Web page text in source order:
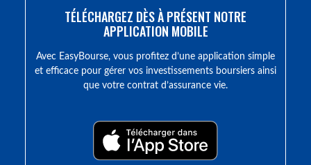
TÉLÉCHARGEZ DÈS À PRÉSENT NOTRE
APPLICATION MOBILE
Avec EasyBourse, vous profitez d’une application simple
et efficace pour gérer vos investissements boursiers ainsi
que votre contrat d’assurance vie.